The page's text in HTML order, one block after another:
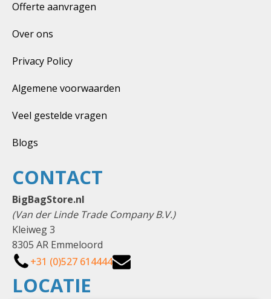
Offerte aanvragen
Over ons
Privacy Policy
Algemene voorwaarden
Veel gestelde vragen
Blogs
LOCATIE
CONTACT
BigBagStore.nl
(Van der Linde Trade Company B.V.)
Kleiweg 3
8305 AR Emmeloord
+31 (0)527 614444